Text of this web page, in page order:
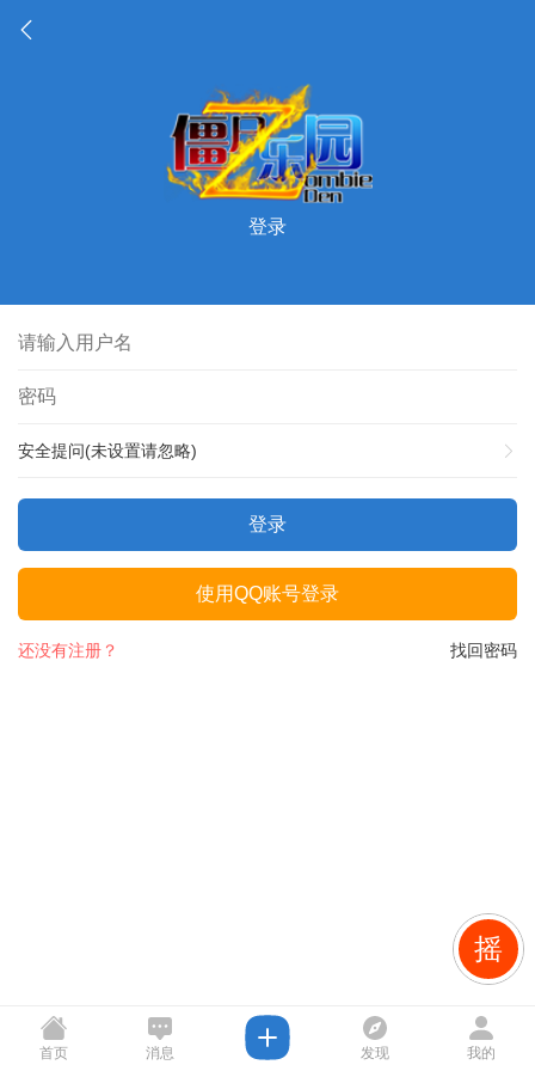
登录
安全提问(未设置请忽略)
登录
使用QQ账号登录
找回密码
还没有注册？
摇
首页 消息 发现 我的